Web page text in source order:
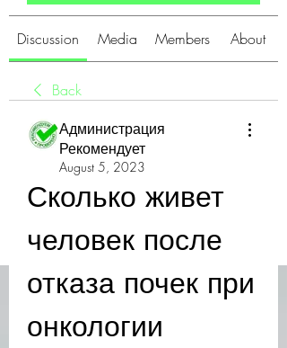
Discussion Media Members About
Back
Администрация
Рекомендует
August 5, 2023
Сколько живет
человек после
отказа почек при
онкологии